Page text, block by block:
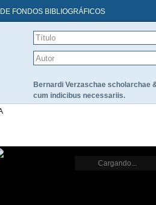
FONDOS BIBLIOGRÁFICOS
Bernardi Verzaschae scholarchae
cum indicibus necessariis.
Cargando...